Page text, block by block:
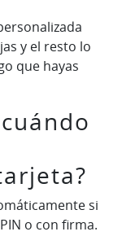
y el resto lo
que hayas
si
o con firma.